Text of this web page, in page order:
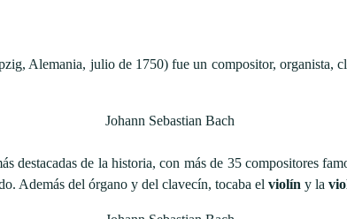
Alemania, julio de 1750) fue un compositor, organista,
destacadas de la historia, con más de 35 compositores
Además del órgano y del clavecín, tocaba el violín y la